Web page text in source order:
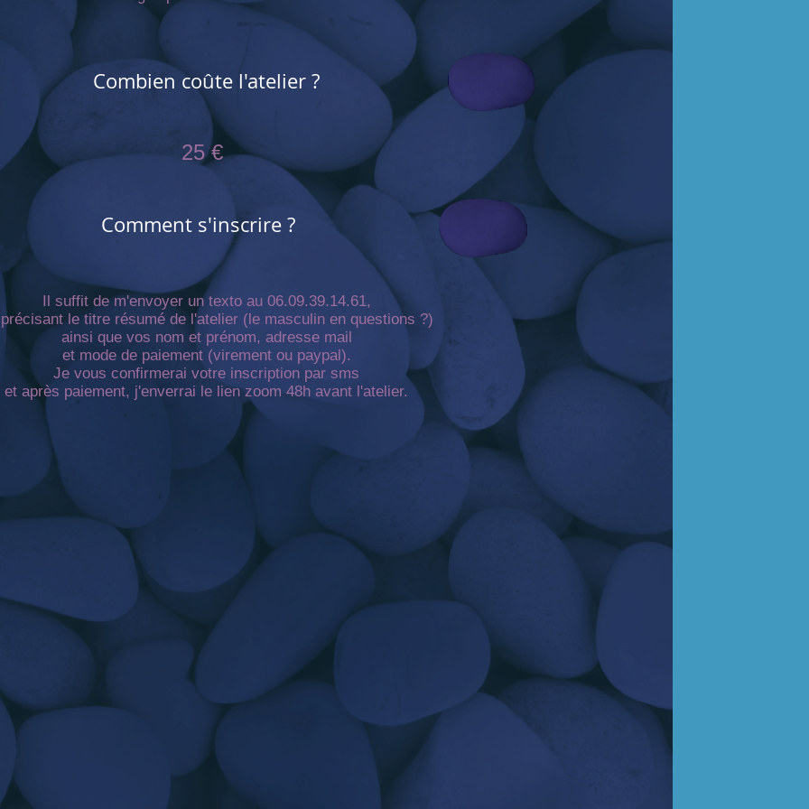
Il suffit de m'envoyer un texto au 06.09.39.14.61,
le titre résumé de l'atelier (le masculin en questions ?)
ainsi que vos nom et prénom, adresse mail
et mode de paiement (virement ou paypal).
Je vous confirmerai votre inscription par sms
et après paiement, j'enverrai le lien zoom 48h avant l'atelier.
Comment s'inscrire ?
25 €
Combien coûte l'atelier ?